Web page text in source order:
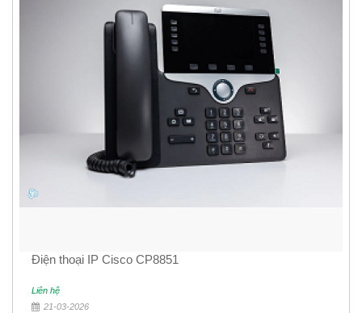
Điện thoại IP Cisco CP8851
Liên hệ
21-03-2026